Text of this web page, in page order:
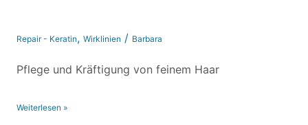
Repair - Keratin, Wirklinien / Barbara
Pflege und Kräftigung von feinem Haar
Weiterlesen »